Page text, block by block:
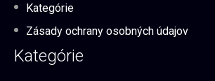
Kategórie
Zásady ochrany osobných údajov
Kategórie